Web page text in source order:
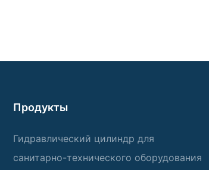
Продукты
Гидравлический цилиндр для
санитарно-технического оборудования